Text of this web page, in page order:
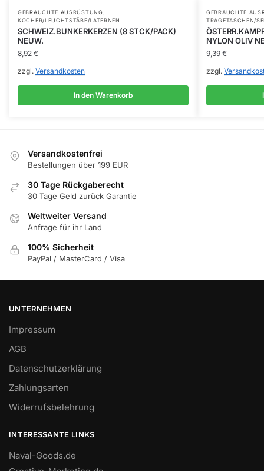
GEBRAUCHTE AUSRÜSTUNG,
KOCHER/LEUCHTSTÄBE/LATERNEN
SCHWEIZ.BUNKERKERZEN (8 STCK/PACK)
NEUW.
8,92 €
zzgl. Versandkosten
In den Warenkorb
GEBRAUCHTE
TRAGETASCHEN/
NYLON OLIV
9,39 €
zzgl.
Versandkostenfrei
Bestellungen über 199 EUR
30 Tage Rückgaberecht
30 Tage Geld zurück Garantie
Weltweiter Versand
Anfrage für ihr Land
100% Sicherheit
PayPal / MasterCard / Visa
UNTERNEHMEN
Impressum
AGB
Datenschutzerklärung
Zahlungsarten
Widerrufsbelehrung
INTERESSANTE LINKS
Naval-Goods.de